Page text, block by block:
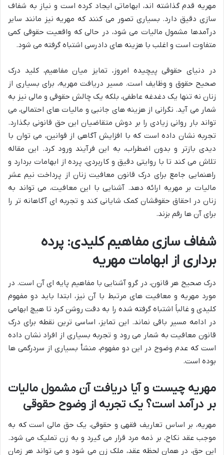
مهریه قدم گذاشته اند، ابهاماتی ایجاد کرده است و نیاز به شفاف
سازی دقیق دارد. بسیاری تصور می کنند که مهریه نیز مانند سایر
درآمدها مشمول مالیات می شود، در حالی که واقعیت حقوقی کمی
متفاوت است و اغلب با هزینه های دادرسی اشتباه گرفته می شود.
در دنیای حقوقی پیچیده امروز، تمایز میان مفاهیم، کلید درک
صحیح حقوق و وظایف است. مسیر دریافت مهریه، برای بسیاری از
زنان نه تنها یک دغدغه عاطفی، بلکه یک چالش حقوقی و مالی نیز به
شمار می آید. نگرانی از هزینه های جانبی و مالیات های احتمالی، می
تواند بار روانی زیادی را بر دوش متقاضیان این حق قانونی بگذارد.
تجربه نشان داده است که با افزایش آگاهی از قوانین، می توان با
دیدی بازتر و بدون اضطراب، به این فرآیند ورود کرد. این مقاله
تلاش می کند تا با روایتی دقیق و کاربردی، پرده از ابهامات بردارد و
راهنمایی جامع برای درک قانون معافیت زنان از پرداخت نیم عشر
مالیات بر مهریه ارائه دهد. آشنایی با این معافیت، می تواند به
زنان در احقاق حقوقشان کمک شایانی کند و تجربه ای آگاهانه تر را
برای آن ها رقم بزند.
شفاف سازی مفاهیم کلیدی: پرده
برداری از ابهامات مهریه
درک صحیح هر قانون، در گرو آشنایی با مفاهیم پایه ای آن است. در
مورد مهریه و معافیت های مرتبط با آن نیز، ابتدا باید دو مفهوم
کلیدی و غالباً اشتباه گرفته شده را به دقت روشن کرد تا هیچ ابهامی
در ادامه مسیر باقی نماند. این تمایز، اساسی ترین نقطه برای درک
قانون معافیت به شمار می رود و تجربه بسیاری از افراد نشان داده
است که عدم وضوح در این دو مفهوم، منشأ بسیاری از سردرگمی ها
بوده است.
مهریه چیست و آیا دریافت آن مشمول مالیات
بر درآمد است؟ یک تجربه از وضوح حقوقی
مهریه، بر اساس تعاریف فقهی و حقوقی، یک حق مالی است که به
موجب عقد نکاح، بر ذمه مرد قرار می گیرد و به زن تملیک می شود.
این حق، در همان لحظه عقد، ملک زن می شود و می تواند هر زمان